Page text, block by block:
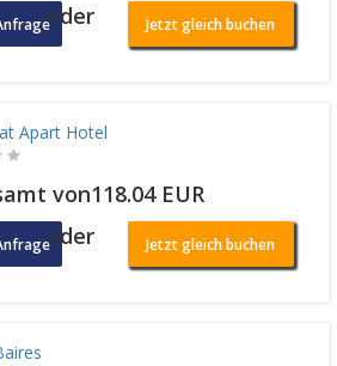
oder Jetzt gleich buchen
Apart Hotel
von118.04 EUR
oder Jetzt gleich buchen